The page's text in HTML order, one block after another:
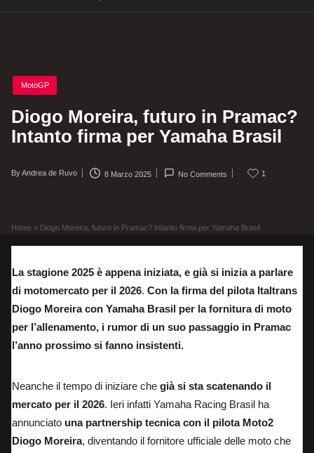
Posted
in
MotoGP
Diogo Moreira, futuro in Pramac?
Intanto firma per Yamaha Brasil
Posted
ByAndrea de Ruvo 8 Marzo 2025 No Comments 1
Home » Diogo Moreira, futuro in Pramac? Intanto firma per Yamaha Brasil
La stagione 2025 è appena iniziata, e già si inizia a parlare
di motomercato per il 2026. Con la firma del pilota Italtrans
Diogo Moreira con Yamaha Brasil per la fornitura di moto
per l’allenamento, i rumor di un suo passaggio in Pramac
l’anno prossimo si fanno insistenti.
Neanche il tempo di iniziare che già si sta scatenando il
mercato per il 2026. Ieri infatti Yamaha Racing Brasil ha
annunciato una partnership tecnica con il pilota Moto2
Diogo Moreira, diventando il fornitore ufficiale delle moto che